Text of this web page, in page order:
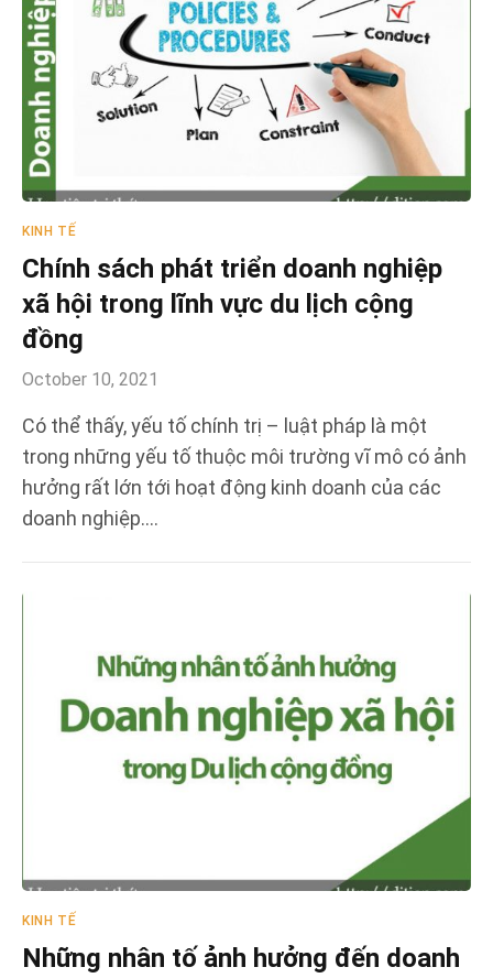
KINH TẾ
Chính sách phát triển doanh nghiệp
xã hội trong lĩnh vực du lịch cộng
đồng
October 10, 2021
Có thể thấy, yếu tố chính trị – luật pháp là một
trong những yếu tố thuộc môi trường vĩ mô có ảnh
hưởng rất lớn tới hoạt động kinh doanh của các
doanh nghiệp.…
KINH TẾ
Những nhân tố ảnh hưởng đến doanh